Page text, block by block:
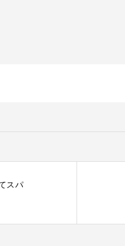
スパ